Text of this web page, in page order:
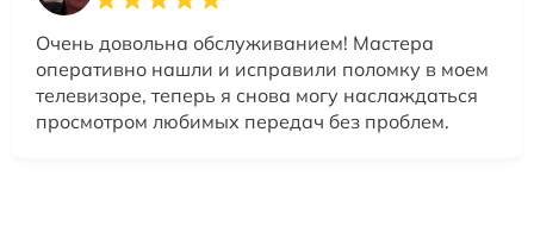
Очень довольна обслуживанием! Мастера
оперативно нашли и исправили поломку в моем
телевизоре, теперь я снова могу наслаждаться
просмотром любимых передач без проблем.